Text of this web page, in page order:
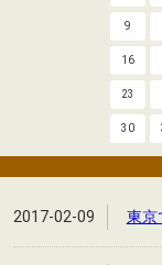
9
16
23
30
2017-02-09 東京